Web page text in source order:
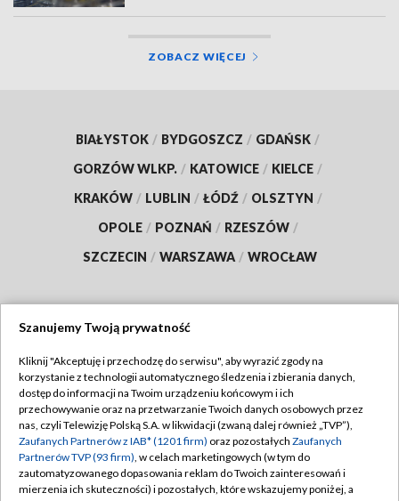
ZOBACZ WIĘCEJ
BIAŁYSTOK / BYDGOSZCZ / GDAŃSK /
GORZÓW WLKP. / KATOWICE / KIELCE /
KRAKÓW / LUBLIN / ŁÓDŹ / OLSZTYN /
OPOLE / POZNAŃ / RZESZÓW /
SZCZECIN / WARSZAWA / WROCŁAW
TVP
Abonament TVP
Emisja w TVP
Centrum informacji TVP
Naziemna Telewizja Cyfrowa
Regulamin TVP
Polityka prywatności
Moje zgody
Szanujemy Twoją prywatność
Kliknij "Akceptuję i przechodzę do serwisu", aby wyrazić zgody na
korzystanie z technologii automatycznego śledzenia i zbierania danych,
dostęp do informacji na Twoim urządzeniu końcowym i ich
przechowywanie oraz na przetwarzanie Twoich danych osobowych przez
nas, czyli Telewizję Polską S.A. w likwidacji (zwaną dalej również „TVP”),
Zaufanych Partnerów z IAB* (1201 firm) oraz pozostałych Zaufanych
Partnerów TVP (93 firm), w celach marketingowych (w tym do
zautomatyzowanego dopasowania reklam do Twoich zainteresowań i
mierzenia ich skuteczności) i pozostałych, które wskazujemy poniżej, a